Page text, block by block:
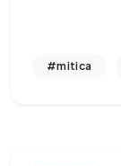
#mitica